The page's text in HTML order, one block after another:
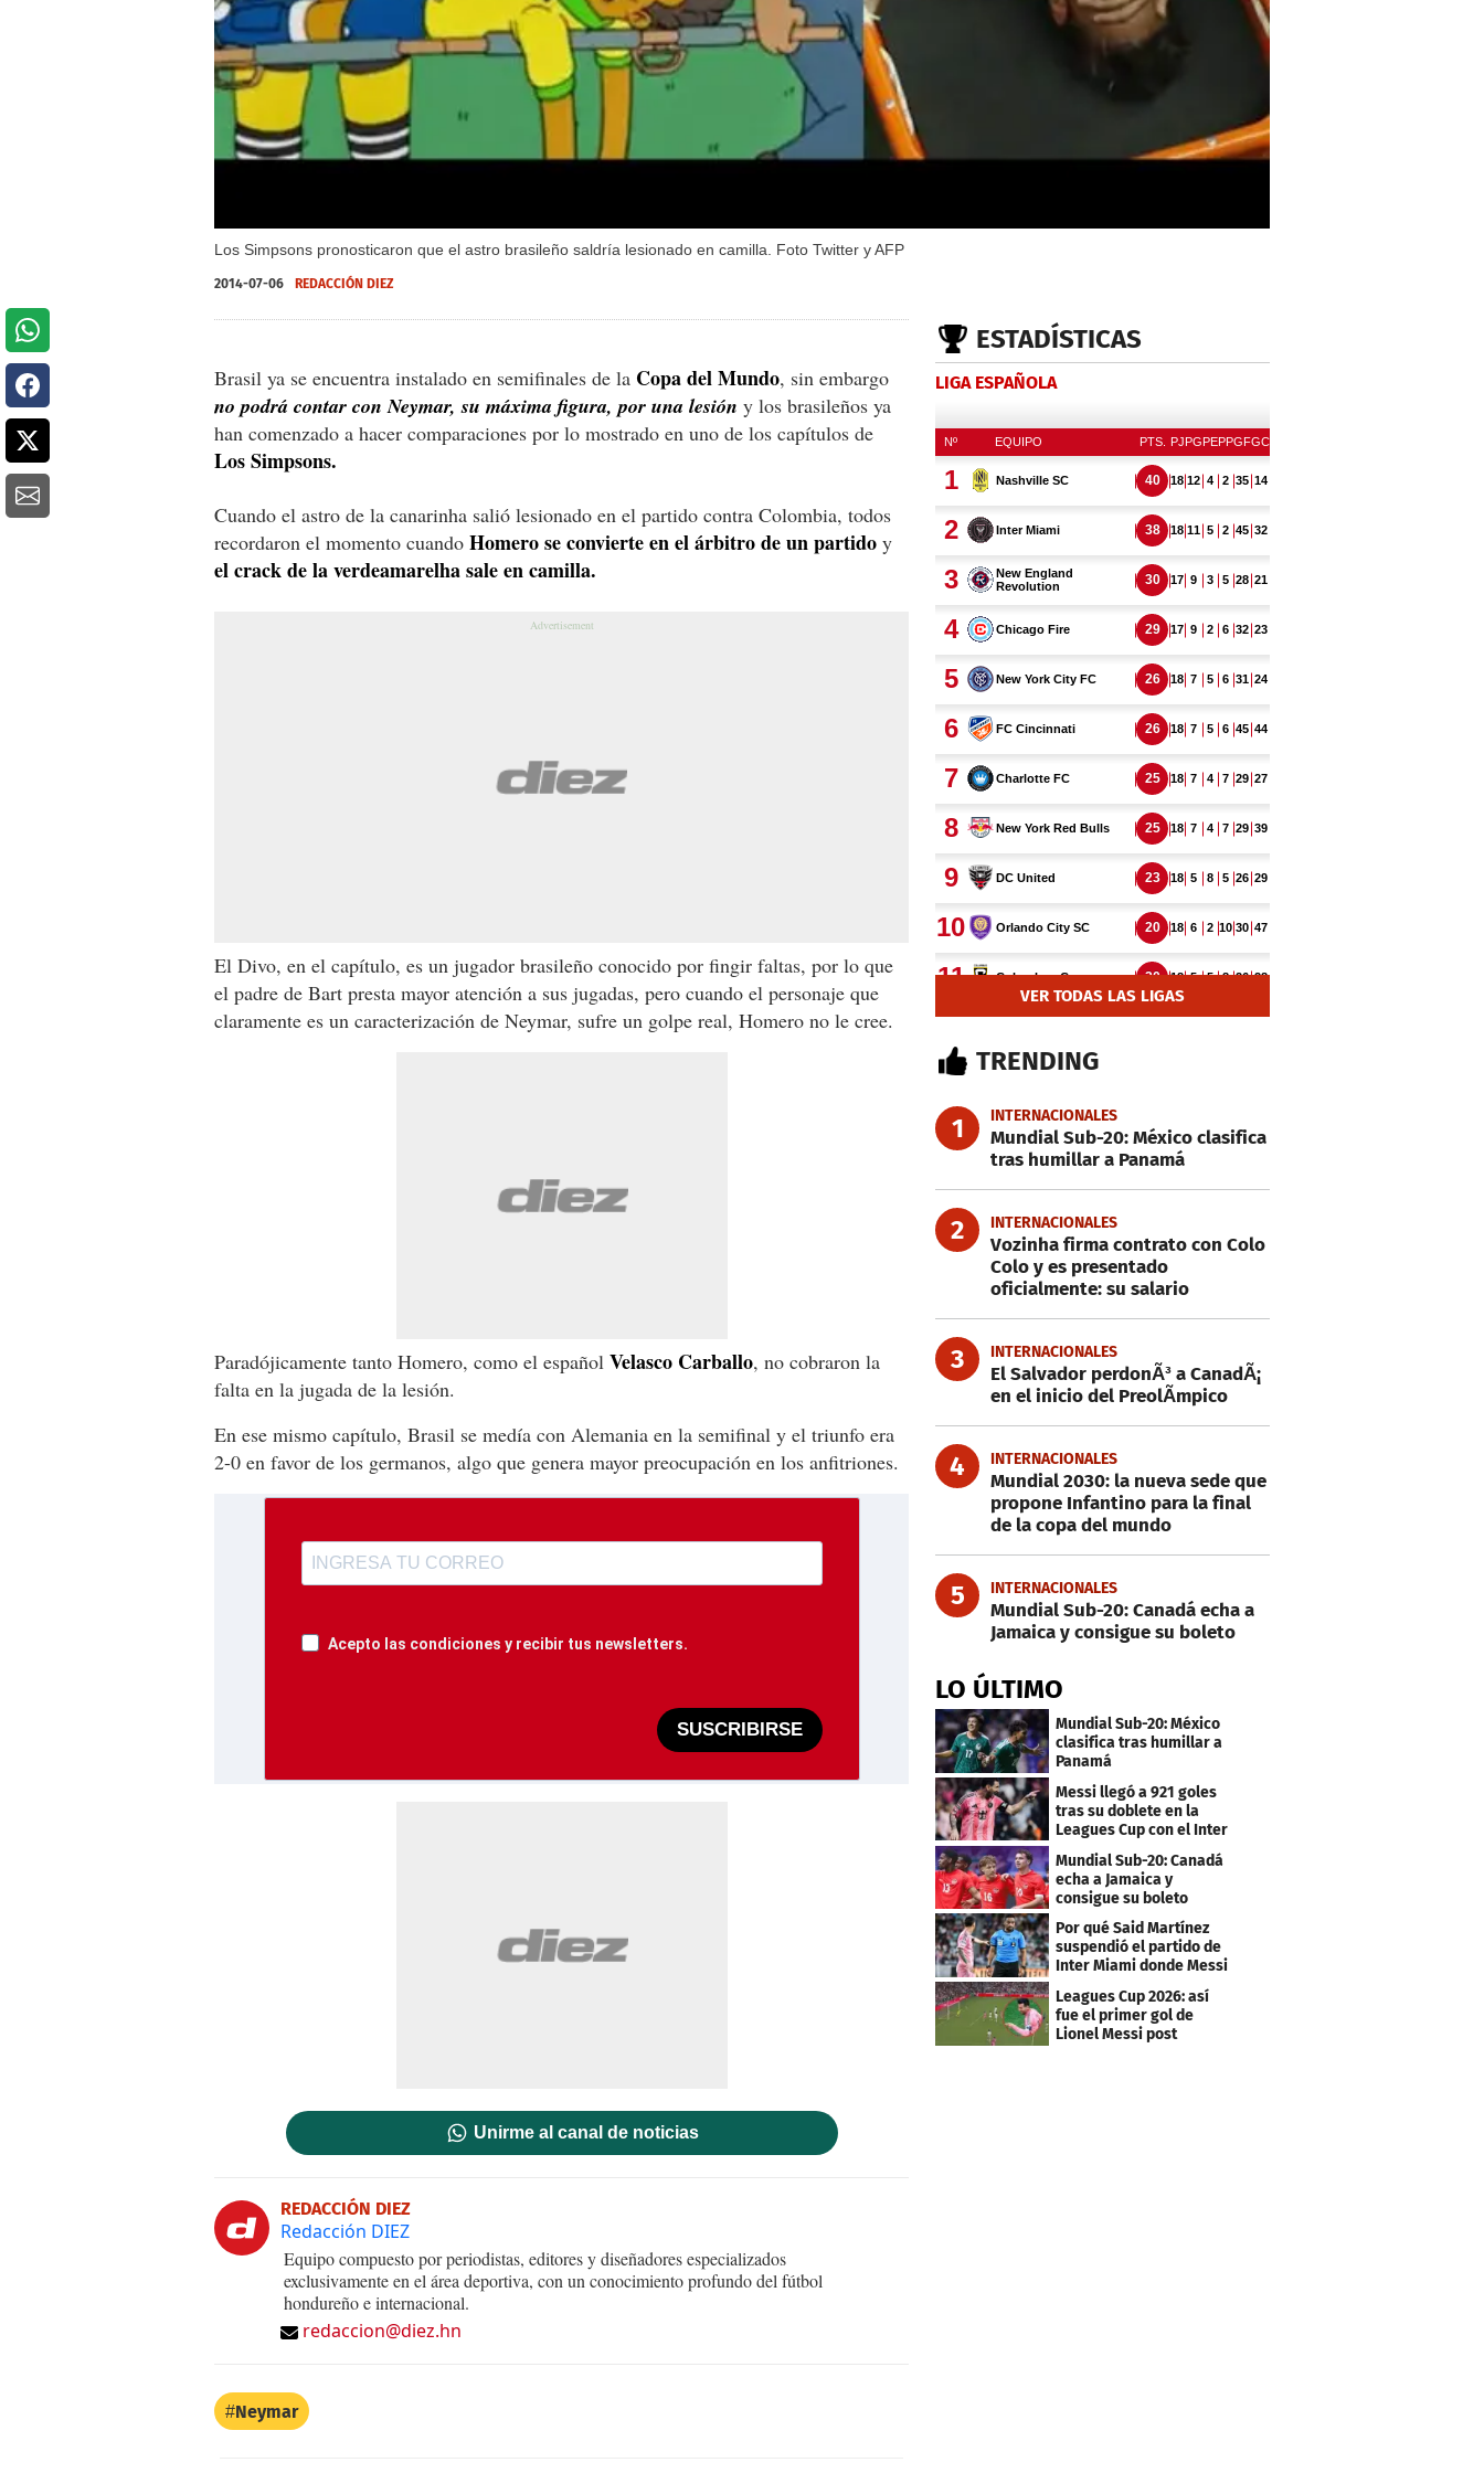
Los Simpsons pronosticaron que el astro brasileño saldría lesionado en camilla. Foto Twitter y AFP
2014-07-06 REDACCIÓN DIEZ
Brasil ya se encuentra instalado en semifinales de la Copa del Mundo, sin embargo
no podrá contar con Neymar, su máxima figura, por una lesión y los brasileños ya
han comenzado a hacer comparaciones por lo mostrado en uno de los capítulos de
Los Simpsons.
Cuando el astro de la canarinha salió lesionado en el partido contra Colombia, todos
recordaron el momento cuando Homero se convierte en el árbitro de un partido y
el crack de la verdeamarelha sale en camilla.
El Divo, en el capítulo, es un jugador brasileño conocido por fingir faltas, por lo que
el padre de Bart presta mayor atención a sus jugadas, pero cuando el personaje que
claramente es un caracterización de Neymar, sufre un golpe real, Homero no le cree.
Paradójicamente tanto Homero, como el español Velasco Carballo, no cobraron la
falta en la jugada de la lesión.
En ese mismo capítulo, Brasil se medía con Alemania en la semifinal y el triunfo era
2-0 en favor de los germanos, algo que genera mayor preocupación en los anfitriones.
Acepto las condiciones y recibir tus newsletters.
SUSCRIBIRSE
Unirme al canal de noticias
REDACCIÓN DIEZ
Redacción DIEZ
Equipo compuesto por periodistas, editores y diseñadores especializados
exclusivamente en el área deportiva, con un conocimiento profundo del fútbol
hondureño e internacional.
redaccion@diez.hn
Neymar
ESTADÍSTICAS
LIGA ESPAÑOLA
VER TODAS LAS LIGAS
TRENDING
1 INTERNACIONALES
Mundial Sub-20: México clasifica
tras humillar a Panamá
2 INTERNACIONALES
Vozinha firma contrato con Colo
Colo y es presentado
oficialmente: su salario
3 INTERNACIONALES
El Salvador perdonÃ³ a CanadÃ¡
en el inicio del PreolÃ­mpico
4 INTERNACIONALES
Mundial 2030: la nueva sede que
propone Infantino para la final
de la copa del mundo
5 INTERNACIONALES
Mundial Sub-20: Canadá echa a
Jamaica y consigue su boleto
LO ÚLTIMO
Mundial Sub-20: México
clasifica tras humillar a
Panamá
Messi llegó a 921 goles
tras su doblete en la
Leagues Cup con el Inter
Miami
Mundial Sub-20: Canadá
echa a Jamaica y
consigue su boleto
Por qué Said Martínez
suspendió el partido de
Inter Miami donde Messi
Leagues Cup 2026: así
fue el primer gol de
Lionel Messi post